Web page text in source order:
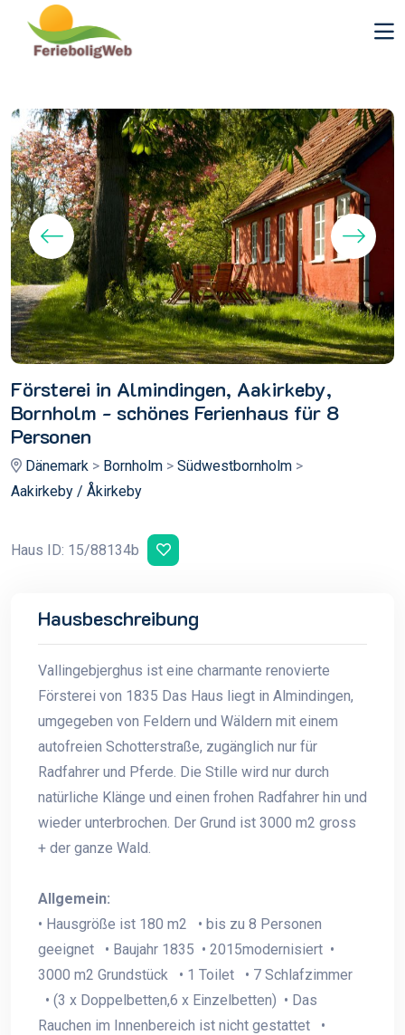
Försterei in Almindingen, Aakirkeby,
Bornholm - schönes Ferienhaus für 8
Personen
Dänemark > Bornholm > Südwestbornholm >
Aakirkeby / Åkirkeby
Haus ID: 15/88134b
Hausbeschreibung
Vallingebjerghus ist eine charmante renovierte
Försterei von 1835 Das Haus liegt in Almindingen,
umgegeben von Feldern und Wäldern mit einem
autofreien Schotterstraße, zugänglich nur für
Radfahrer und Pferde. Die Stille wird nur durch
natürliche Klänge und einen frohen Radfahrer hin und
wieder unterbrochen. Der Grund ist 3000 m2 gross
+ der ganze Wald.
Allgemein:
• Hausgröße ist 180 m2 • bis zu 8 Personen
geeignet • Baujahr 1835 • 2015modernisiert •
3000 m2 Grundstück • 1 Toilet • 7 Schlafzimmer
• (3 x Doppelbetten,6 x Einzelbetten) • Das
Rauchen im Innenbereich ist nicht gestattet •